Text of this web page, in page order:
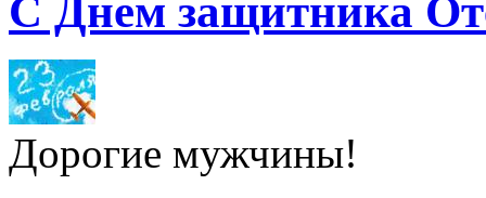
С Днем защитника
Дорогие мужчины!